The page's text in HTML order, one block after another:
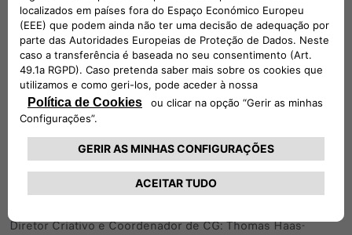
Empresa de pós-produção: BaconX
Produtor executivo: Lars Wagner
Produtora de efeitos visuais: Daniella Strand
Supervisora no set e diretora criativa: Jonas Drehn
Diretor criativo e líder de CG: Thomas Haas-Christensen
Artistas de CG: Julia Forsman, Marie Alsing, Arthur Dalvig,
Dennis Bahnson
Iluminação: Rickard Didriksson
Diretor Criativo e Coordenador de CG: Thomas Haas-